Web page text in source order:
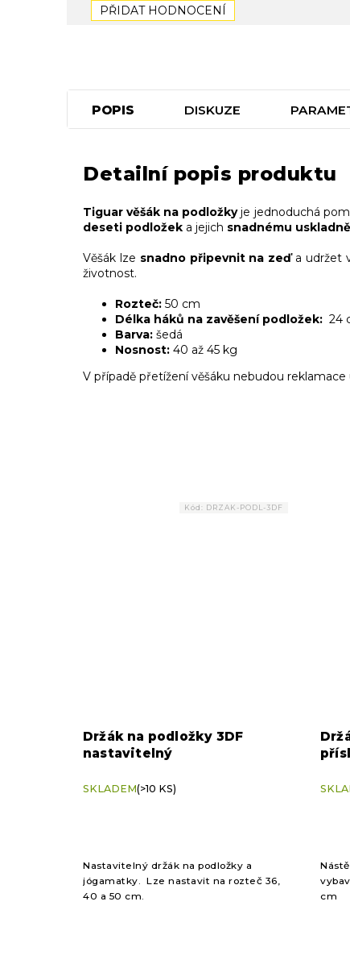
PŘIDAT HODNOCENÍ
POPIS DISKUZE
Detailní popis produktu
Tiguar věšák na podložkyje jednoduchá
deseti podložek a jejich snadnému
Věšák lze snadno připevnit na zeďa udržet
životnost.
Rozteč: 50 cm
Délka háků na zavěšení podložek: 24
Barva: šedá
Nosnost: 40 až 45 kg
V případě přetížení věšáku nebudou reklamace
Držák na podložky 3DF
nastavitelný
SKLADEM(>10 KS)
Nastavitelný držák na podložky a
jógamatky. Lze nastavit na rozteč 36,
40 a 50 cm.
Kód: DRZAK-PODL-3DF
cm